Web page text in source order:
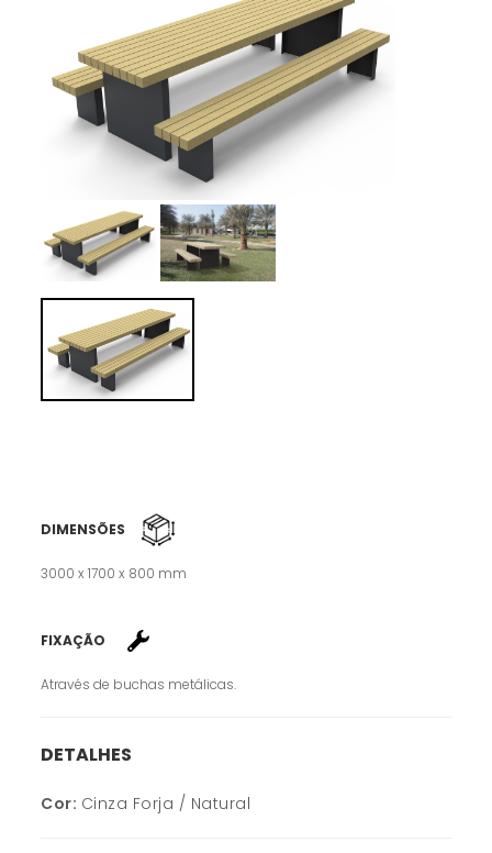
DIMENSÕES
3000 x 1700 x 800 mm
FIXAÇÃO
Através de buchas metálicas.
DETALHES
Cor: Cinza Forja / Natural